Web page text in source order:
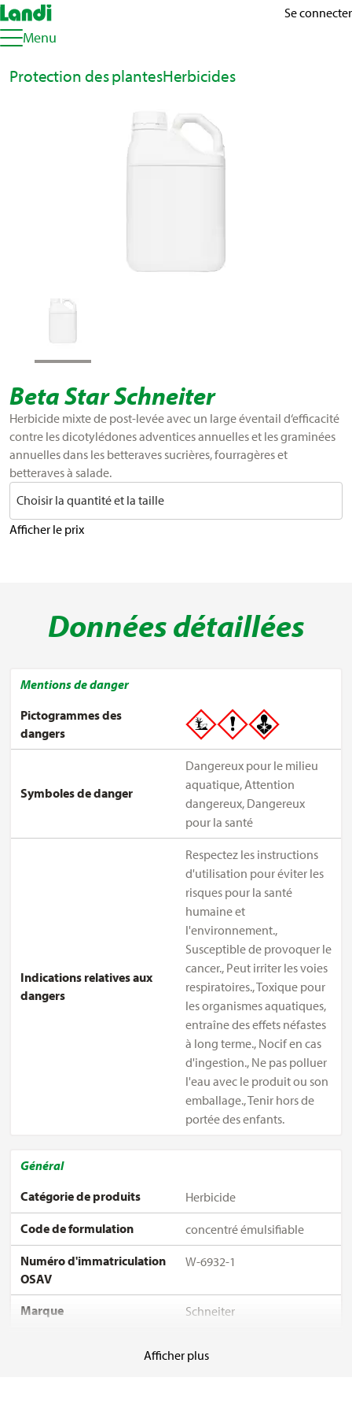
Se connecter
Menu
Protection des plantesHerbicides
Beta Star Schneiter
Herbicide mixte de post-levée avec un large éventail d‘efficacité
contre les dicotylédones adventices annuelles et les graminées
annuelles dans les betteraves sucrières, fourragères et
betteraves à salade.
Choisir la quantité et la taille
Afficher le prix
Données détaillées
Mentions de danger
Pictogrammes des
dangers
Symboles de danger
Dangereux pour le milieu
aquatique, Attention
dangereux, Dangereux
pour la santé
Indications relatives aux
dangers
Respectez les instructions
d'utilisation pour éviter les
risques pour la santé
humaine et
l'environnement.,
Susceptible de provoquer le
cancer., Peut irriter les voies
respiratoires., Toxique pour
les organismes aquatiques,
entraîne des effets néfastes
à long terme., Nocif en cas
d'ingestion., Ne pas polluer
l'eau avec le produit ou son
emballage., Tenir hors de
portée des enfants.
Général
Catégorie de produits
Herbicide
Code de formulation
concentré émulsifiable
Numéro d'immatriculation
OSAV
W-6932-1
Marque Schneiter
Afficher plus